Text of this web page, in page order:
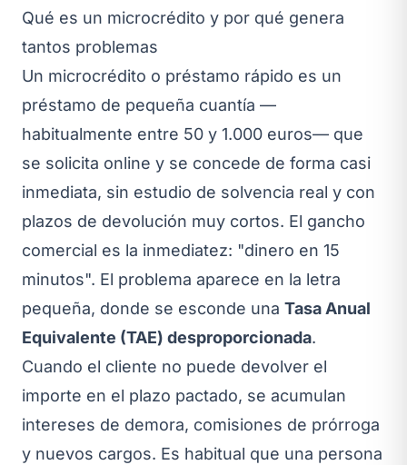
Qué es un microcrédito y por qué genera
tantos problemas
Un microcrédito o préstamo rápido es un
préstamo de pequeña cuantía —
habitualmente entre 50 y 1.000 euros— que
se solicita online y se concede de forma casi
inmediata, sin estudio de solvencia real y con
plazos de devolución muy cortos. El gancho
comercial es la inmediatez: "dinero en 15
minutos". El problema aparece en la letra
pequeña, donde se esconde una Tasa Anual
Equivalente (TAE) desproporcionada.
Cuando el cliente no puede devolver el
importe en el plazo pactado, se acumulan
intereses de demora, comisiones de prórroga
y nuevos cargos. Es habitual que una persona